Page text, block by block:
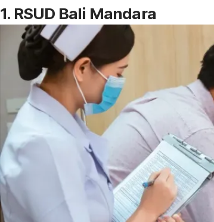
1. RSUD Bali Mandara